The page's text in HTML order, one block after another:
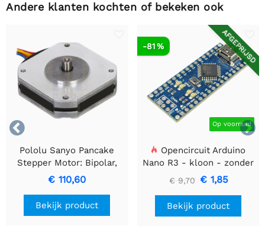
Andere klanten kochten of bekeken ook


Pololu Sanyo Pancake
Stepper Motor: Bipolar,
200 Steps/Rev, 3,5V
1A/Phase
€ 110,60
Bekijk product
AFGEPRIJSD
Op voorraad
-81 %
Opencircuit Arduino
Nano R3 - kloon - zonder
headers
€ 9,70 € 1,85
Bekijk product